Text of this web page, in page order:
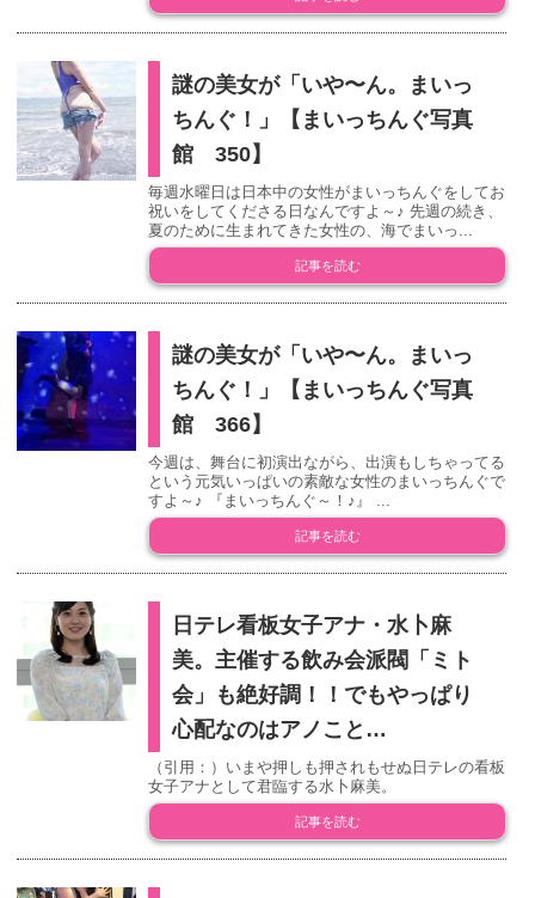
謎の美女が「いや〜ん。まいっ
ちんぐ！」【まいっちんぐ写真
館 350】
毎週水曜日は日本中の女性がまいっちんぐをしてお
祝いをしてくださる日なんですよ～♪ 先週の続き、
夏のために生まれてきた女性の、海でまいっ...
記事を読む
謎の美女が「いや〜ん。まいっ
ちんぐ！」【まいっちんぐ写真
館 366】
今週は、舞台に初演出ながら、出演もしちゃってる
という元気いっぱいの素敵な女性のまいっちんぐで
すよ～♪ 『まいっちんぐ～！♪』 ...
記事を読む
日テレ看板女子アナ・水卜麻
美。主催する飲み会派閥「ミト
会」も絶好調！！でもやっぱり
心配なのはアノこと…
（引用：）いまや押しも押されもせぬ日テレの看板
女子アナとして君臨する水卜麻美。
記事を読む